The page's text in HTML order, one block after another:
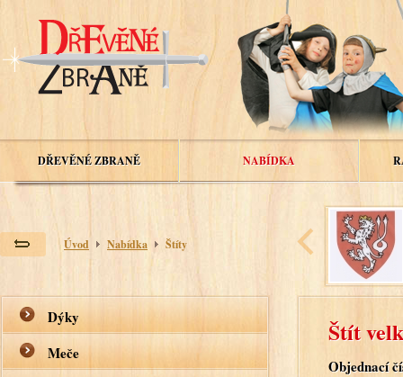
DŘEVĚNÉ ZBRANĚ NABÍDKA
Úvod Nabídka Štíty
Dýky
Meče
Štít
Objednací